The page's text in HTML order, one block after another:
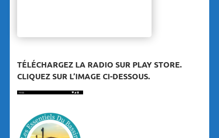
TÉLÉCHARGEZ LA RADIO SUR PLAY STORE.
CLIQUEZ SUR L’IMAGE CI-DESSOUS.